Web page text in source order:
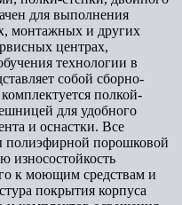
для выполнения
монтажных и других
центрах,
технологии в
собой сборно-
полкой-
для удобного
и оснастки. Все
полиэфирной порошковой
износостойкость
к моющим средствам и
покрытия корпуса